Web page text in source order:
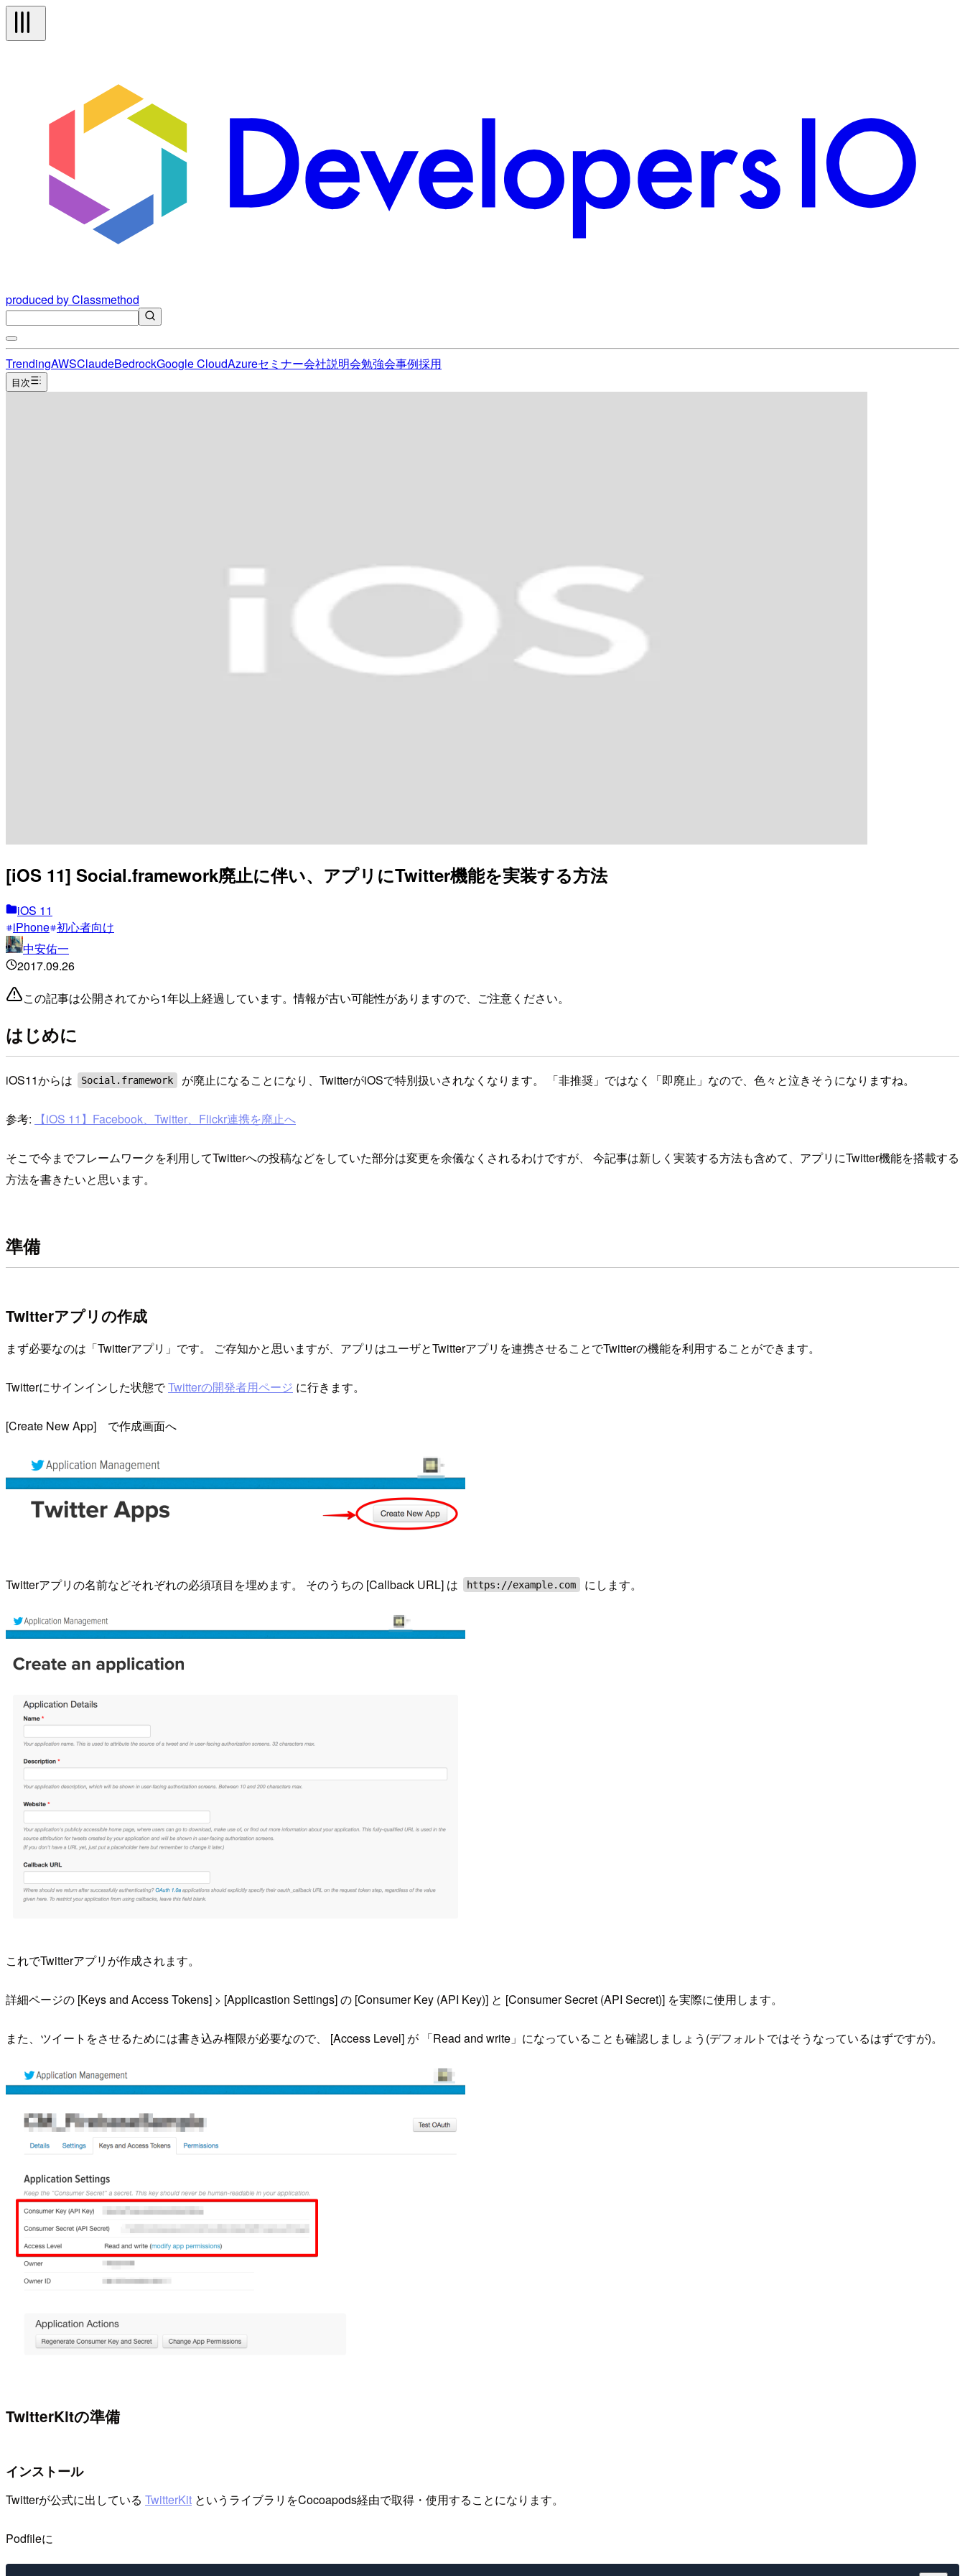
produced by Classmethod
TrendingAWSClaudeBedrockGoogle CloudAzureセミナー会社説明会勉強会事例採用
目次
[iOS 11] Social.framework廃止に伴い、アプリにTwitter機能を実装する方法
iOS 11
iPhone 初心者向け
中安佑一
2017.09.26
この記事は公開されてから1年以上経過しています。情報が古い可能性がありますので、ご注意ください。
はじめに
iOS11からは Social.framework が廃止になることになり、TwitterがiOSで特別扱いされなくなります。 「非推奨」ではなく「即廃止」なので、色々と泣きそうになりますね。
参考: 【iOS 11】Facebook、Twitter、Flickr連携を廃止へ
そこで今までフレームワークを利用してTwitterへの投稿などをしていた部分は変更を余儀なくされるわけですが、 今記事は新しく実装する方法も含めて、アプリにTwitter機能を搭載する
方法を書きたいと思います。
準備
Twitterアプリの作成
まず必要なのは「Twitterアプリ」です。 ご存知かと思いますが、アプリはユーザとTwitterアプリを連携させることでTwitterの機能を利用することができます。
Twitterにサインインした状態でTwitterの開発者用ページ に行きます。
[Create New App] で作成画面へ
Twitterアプリの名前などそれぞれの必須項目を埋めます。 そのうちの [Callback URL] は https://example.com にします。
これでTwitterアプリが作成されます。
詳細ページの [Keys and Access Tokens] > [Applicastion Settings] の [Consumer Key (API Key)] と [Consumer Secret (API Secret)] を実際に使用します。
また、ツイートをさせるためには書き込み権限が必要なので、 [Access Level] が 「Read and write」になっていることも確認しましょう(デフォルトではそうなっているはずですが)。
TwitterKitの準備
インストール
Twitterが公式に出している TwitterKit というライブラリをCocoapods経由で取得・使用することになります。
Podfileに